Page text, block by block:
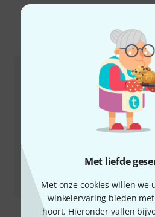
Met liefde
Met onze cookies willen we
winkelervaring bieden
hoort. Hieronder vallen
Meer over
Recensie
SLO Overdrive